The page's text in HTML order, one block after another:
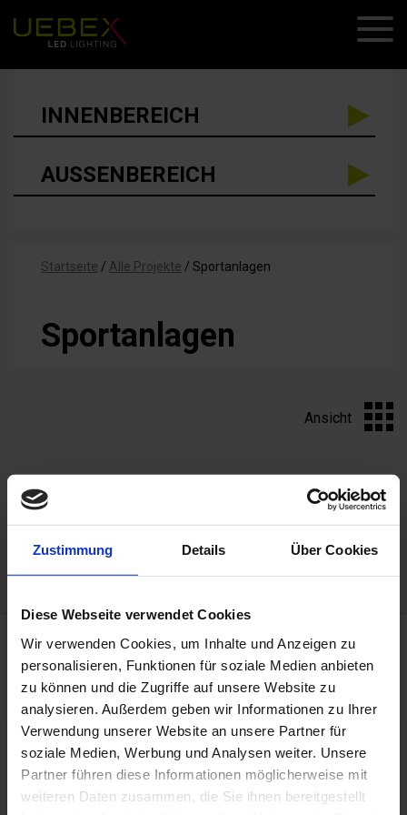
Zustimmung Details Über Cookies
Diese Webseite verwendet Cookies
Wir verwenden Cookies, um Inhalte und Anzeigen zu
personalisieren, Funktionen für soziale Medien anbieten
zu können und die Zugriffe auf unsere Website zu
analysieren. Außerdem geben wir Informationen zu Ihrer
Verwendung unserer Website an unsere Partner für
soziale Medien, Werbung und Analysen weiter. Unsere
Partner führen diese Informationen möglicherweise mit
weiteren Daten zusammen, die Sie ihnen bereitgestellt
INNENBEREICH
AUSSENBEREICH
Startseite / Alle Projekte / Sportanlagen
Sportanlagen
Ansicht
PRODUKTE
Anfrage
Schreiben Sie uns!
Angebot, Terminanfrage oder sonstige Informationen.
Wir freuen uns auf Ihre Anfragen